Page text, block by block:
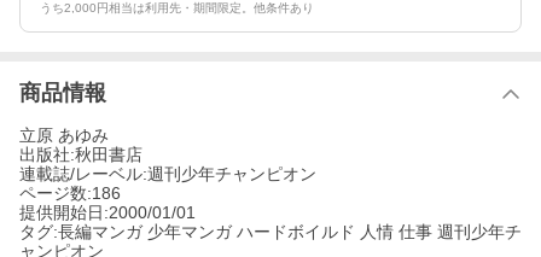
うち2,000円相当は利用先・期間限定。他条件あり
商品情報
立原 あゆみ
出版社:秋田書店
連載誌/レーベル:週刊少年チャンピオン
ページ数:186
提供開始日:2000/01/01
タグ:長編マンガ 少年マンガ ハードボイルド 人情 仕事 週刊少年チ
ャンピオン